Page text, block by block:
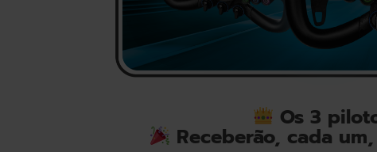
Os 3
Receberão, cada